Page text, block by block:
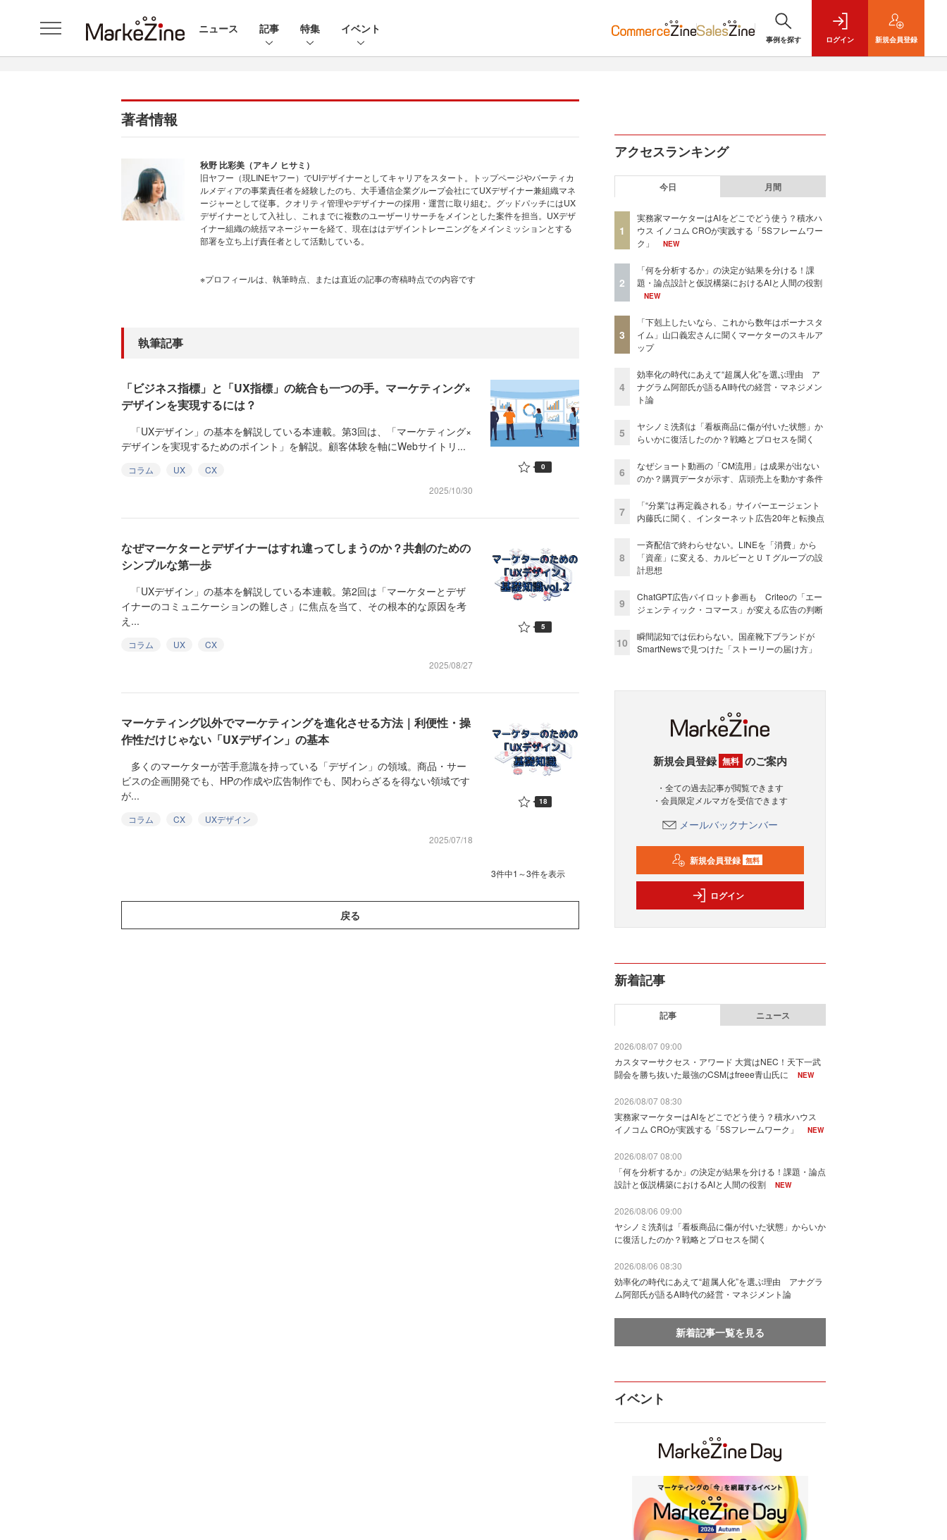
ニュース 記事 特集 イベント
事例を探す ログイン 新規会員登録
著者情報
秋野 比彩美（アキノ ヒサミ）
旧ヤフー（現LINEヤフー）でUIデザイナーとしてキャリアをスタート。トップページやバーティカ
ルメディアの事業責任者を経験したのち、大手通信企業グループ会社にてUXデザイナー兼組織マネ
ージャーとして従事。クオリティ管理やデザイナーの採用・運営に取り組む。グッドパッチにはUX
デザイナーとして入社し、これまでに複数のユーザーリサーチをメインとした案件を担当。UXデザ
イナー組織の統括マネージャーを経て、現在ははデザイントレーニングをメインミッションとする
部署を立ち上げ責任者として活動している。
※プロフィールは、執筆時点、または直近の記事の寄稿時点での内容です
執筆記事
「ビジネス指標」と「UX指標」の統合も一つの手。マーケティング×
デザインを実現するには？
「UXデザイン」の基本を解説している本連載。第3回は、「マーケティング×
デザインを実現するためのポイント」を解説。顧客体験を軸にWebサイトリ...
コラム UX
CX
2025/10/30
0
なぜマーケターとデザイナーはすれ違ってしまうのか？共創のための
シンプルな第一歩
「UXデザイン」の基本を解説している本連載。第2回は「マーケターとデザ
イナーのコミュニケーションの難しさ」に焦点を当て、その根本的な原因を考
え...
コラム UX
CX
2025/08/27
5
マーケティング以外でマーケティングを進化させる方法｜利便性・操
作性だけじゃない「UXデザイン」の基本
多くのマーケターが苦手意識を持っている「デザイン」の領域。商品・サー
ビスの企画開発でも、HPの作成や広告制作でも、関わらざるを得ない領域です
が...
コラム CX
UXデザイン
2025/07/18
18
3件中1～3件を表示
戻る
アクセスランキング
今日 月間
1
実務家マーケターはAIをどこでどう使う？積水ハ
ウス イノコム CROが実践する「5Sフレームワー
ク」
NEW
2
「何を分析するか」の決定が結果を分ける！課
題・論点設計と仮説構築におけるAIと人間の役割
NEW
3
「下剋上したいなら、これから数年はボーナスタ
イム」山口義宏さんに聞くマーケターのスキルア
ップ
4
効率化の時代にあえて“超属人化”を選ぶ理由 ア
ナグラム阿部氏が語るAI時代の経営・マネジメン
ト論
5
ヤシノミ洗剤は「看板商品に傷が付いた状態」か
らいかに復活したのか？戦略とプロセスを聞く
6
なぜショート動画の「CM流用」は成果が出ない
のか？購買データが示す、店頭売上を動かす条件
7
「“分業”は再定義される」サイバーエージェント
内藤氏に聞く、インターネット広告20年と転換点
8
一斉配信で終わらせない。LINEを「消費」から
「資産」に変える、カルビーとＵＴグループの設
計思想
9
ChatGPT広告パイロット参画も Criteoの「エー
ジェンティック・コマース」が変える広告の判断
10
瞬間認知では伝わらない。国産靴下ブランドが
SmartNewsで見つけた「ストーリーの届け方」
新規会員登録 無料 のご案内
・全ての過去記事が閲覧できます
・会員限定メルマガを受信できます
メールバックナンバー
新規会員登録 無料
ログイン
新着記事
記事 ニュース
2026/08/07 09:00
カスタマーサクセス・アワード 大賞はNEC！天下一武
闘会を勝ち抜いた最強のCSMはfreee青山氏に
NEW
2026/08/07 08:30
実務家マーケターはAIをどこでどう使う？積水ハウス
イノコム CROが実践する「5Sフレームワーク」
NEW
2026/08/07 08:00
「何を分析するか」の決定が結果を分ける！課題・論点
設計と仮説構築におけるAIと人間の役割
NEW
2026/08/06 09:00
ヤシノミ洗剤は「看板商品に傷が付いた状態」からいか
に復活したのか？戦略とプロセスを聞く
2026/08/06 08:30
効率化の時代にあえて“超属人化”を選ぶ理由 アナグラ
ム阿部氏が語るAI時代の経営・マネジメント論
新着記事一覧を見る
イベント